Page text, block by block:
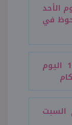
الأحد
ملحوظ في
سعر الذهب عيار 18 اليوم
السبت